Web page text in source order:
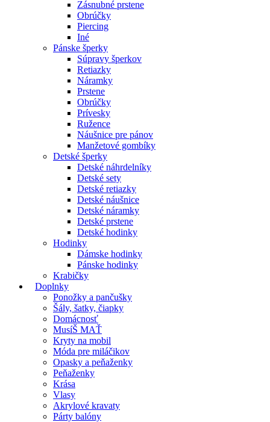
Zásnubné prstene
Obrúčky
Piercing
Iné
Pánske šperky
Súpravy šperkov
Retiazky
Náramky
Prstene
Obrúčky
Prívesky
Ružence
Náušnice pre pánov
Manžetové gombíky
Detské šperky
Detské náhrdelníky
Detské sety
Detské retiazky
Detské náušnice
Detské náramky
Detské prstene
Detské hodinky
Hodinky
Dámske hodinky
Pánske hodinky
Krabičky
Doplnky
Ponožky a pančušky
Šály, šatky, čiapky
Domácnosť
MusíŠ MAŤ
Kryty na mobil
Móda pre miláčikov
Opasky a peňaženky
Peňaženky
Krása
Vlasy
Akrylové kravaty
Párty balóny